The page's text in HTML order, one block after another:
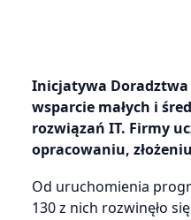
Inicjatywa Doradztwa
wsparcie małych i
rozwiązań IT. Firmy
opracowaniu,
Od uruchomienia
130 z nich rozwinęło